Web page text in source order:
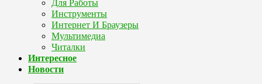
Для Работы
Инструменты
Интернет И Браузеры
Мультимедиа
Читалки
Интересное
Новости